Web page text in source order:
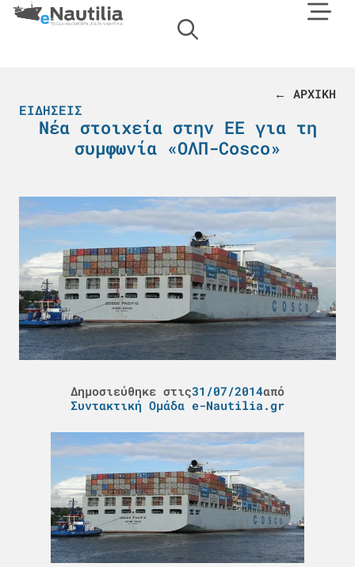
← ΑΡΧΙΚΗ
ΕΙΔΉΣΕΙΣ
Νέα στοιχεία στην ΕΕ για τη
συμφωνία «ΟΛΠ-Cosco»
Δημοσιεύθηκε στις31/07/2014από
Συντακτική Ομάδα e-Nautilia.gr